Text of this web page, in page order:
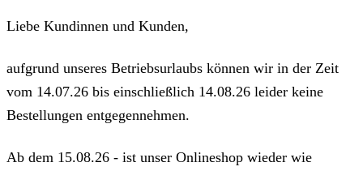
Liebe Kundinnen und Kunden,
aufgrund unseres Betriebsurlaubs können wir in der Zeit
vom 14.07.26 bis einschließlich 14.08.26 leider keine
Bestellungen entgegennehmen.
Ab dem 15.08.26 - ist unser Onlineshop wieder wie